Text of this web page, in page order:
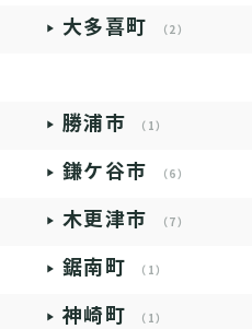
大多喜町 （2）
勝浦市 （1）
鎌ケ谷市 （6）
木更津市 （7）
鋸南町 （1）
神崎町 （1）